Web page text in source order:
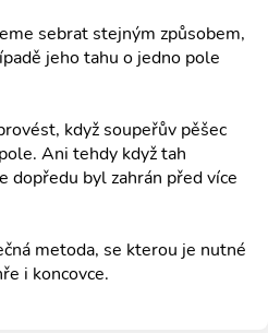
sebrat stejným způsobem,
jeho tahu o jedno pole
když soupeřův pěšec
Ani tehdy když tah
dopředu byl zahrán před více
metoda, se kterou je nutné
i koncovce.